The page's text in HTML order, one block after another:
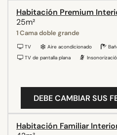
Habitación Premium
25m²
1 Cama doble grande
TV Aire acondicionado
TV de pantalla plana
DEBE CAMBIAR SUS
Habitación Familiar